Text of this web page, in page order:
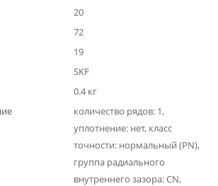
20
72
19
SKF
0.4 кг
количество рядов: 1,
уплотнение: нет, класс
точности: нормальный (PN),
группа радиального
внутреннего зазора: CN,